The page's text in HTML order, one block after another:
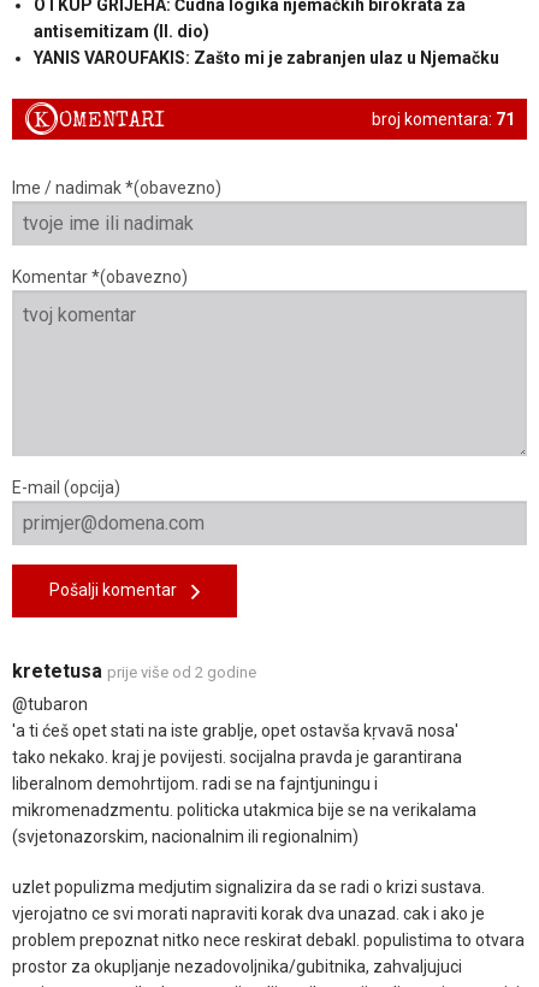
OTKUP GRIJEHA: Čudna logika njemačkih birokrata za
antisemitizam (II. dio)
YANIS VAROUFAKIS: Zašto mi je zabranjen ulaz u Njemačku
broj komentara: 71
KOMENTARI
Ime / nadimak *(obavezno)
Komentar *(obavezno)
E-mail (opcija)
Pošalji komentar
kretetusa prije više od 2 godine
@tubaron
'a ti ćeš opet stati na iste grablje, opet ostavša kṛvavā nosa'
tako nekako. kraj je povijesti. socijalna pravda je garantirana
liberalnom demohrtijom. radi se na fajntjuningu i
mikromenadzmentu. politicka utakmica bije se na verikalama
(svjetonazorskim, nacionalnim ili regionalnim)
uzlet populizma medjutim signalizira da se radi o krizi sustava.
vjerojatno ce svi morati napraviti korak dva unazad. cak i ako je
problem prepoznat nitko nece reskirat debakl. populistima to otvara
prostor za okupljanje nezadovoljnika/gubitnika, zahvaljujuci